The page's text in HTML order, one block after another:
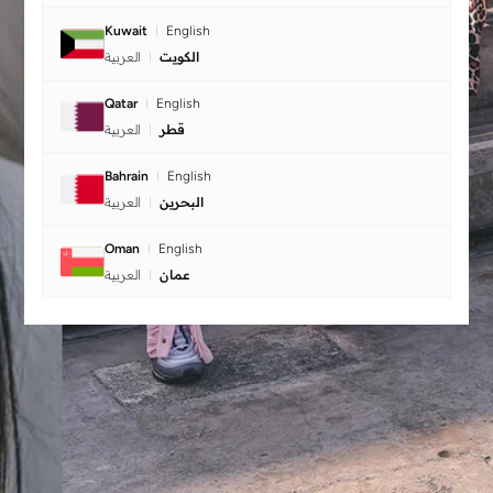
Kuwait English
الكويت العربية
Qatar English
قطر العربية
Bahrain English
البحرين العربية
Oman English
عمان العربية